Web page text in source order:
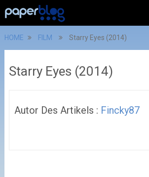
HOME FILM Starry Eyes (2014)
Starry Eyes (2014)
Autor Des Artikels : Fincky87